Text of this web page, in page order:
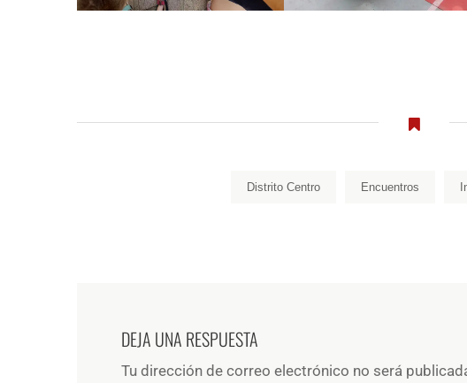
Distrito Centro Encuentros
DEJA UNA RESPUESTA
Tu dirección de correo electrónico no será